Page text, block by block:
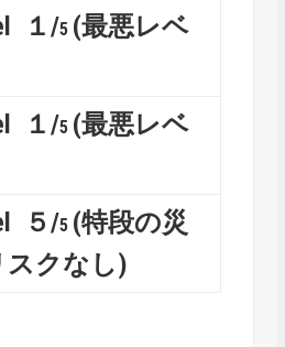
１/5 (最悪レベ
１/5 (最悪レベ
５/5 (特段の災
スクなし)